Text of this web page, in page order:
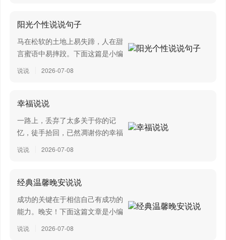
《诗》曰：“尸鸠在桑，其子七兮。淑人君子，其仪一兮。
其仪一兮，心如结兮！”故君子结于一也。
昔者瓠巴鼓瑟，而流鱼出听；伯牙鼓琴，而六马仰
秣。故声无小而不闻，行无隐而不形 。玉在山而草木润，
礼；其义则始乎为士，终乎为圣人， 真积力久则入，学至
礼而止矣。夫是之谓道德之极。礼之敬文也，乐之中和
也，诗书之博也，春秋之微 也，在天地之间者毕矣。 君子
之学也，入乎耳，着乎心，布乎四体，形乎动静。端而
言，蝡而动，一可以为法则。小人之学也，入乎耳，出乎
没有上帝的世界上，一个寻求信仰
阳光个性说说句子
马在松软的土地上易失蹄，人在甜
言蜜语中易摔跤。下面这篇是小编
为大家整理推荐的阳光个性说说句
是如此的轻暖，心情是如此的舒
说说 2026-07-08
幸福说说
一路上，丢弃了太多关于你的记
忆，徒手拾回，已然凋谢你的幸福
是我目不暇接的风景，手心的挚
1、人生的幸福感，往往取决于内
说说 2026-07-08
经典温馨晚安说说
成功的关键在于相信自己有成功的
能力。晚安！下面这篇文章是小编
收集整理的温馨晚安说说，供大家
说说 2026-07-08